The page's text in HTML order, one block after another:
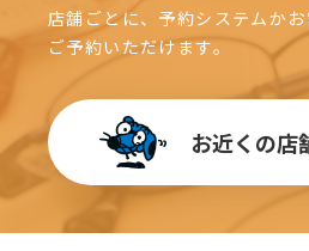
店舗ごとに、予約システムかお
ご予約いただけます。
お近くの店